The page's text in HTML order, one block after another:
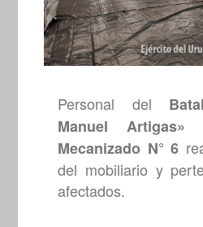
Personal del
Manuel Artigas»
Mecanizado N° 6
del mobiliario y
afectados.